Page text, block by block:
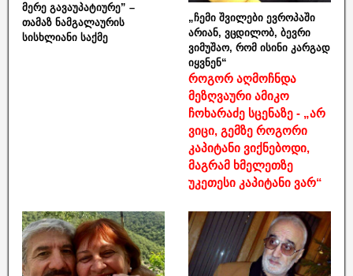
მერე გავაუპატიურე” –
თამაზ ნამგალაურის
სისხლიანი საქმე
„ჩემი შვილები ევროპაში
არიან, ვცდილობ, ბევრი
ვიმუშაო, რომ ისინი კარგად
იყვნენ“
როგორ აღმოჩნდა
მეზღვაური ამიკო
ჩოხარაძე სცენაზე - „არ
ვიცი, გემზე როგორი
კაპიტანი ვიქნებოდი,
მაგრამ ხმელეთზე
უკეთესი კაპიტანი ვარ“